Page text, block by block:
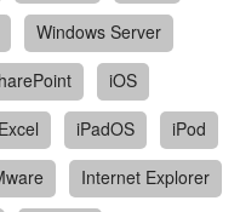
Windows Server
iOS
Excel iPadOS
iPod
Internet Explorer